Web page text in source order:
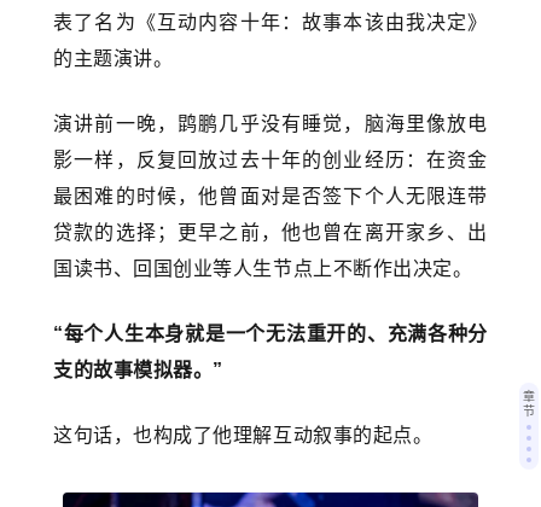
表了名为《互动内容十年：故事本该由我决定》
的主题演讲。
演讲前一晚，鹍鹏几乎没有睡觉，脑海里像放电
影一样，反复回放过去十年的创业经历：在资金
最困难的时候，他曾面对是否签下个人无限连带
贷款的选择；更早之前，他也曾在离开家乡、出
国读书、回国创业等人生节点上不断作出决定。
“每个人生本身就是一个无法重开的、充满各种分
支的故事模拟器。”
这句话，也构成了他理解互动叙事的起点。
章
节